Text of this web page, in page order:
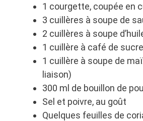
1 courgette, coupée en
3 cuillères à soupe de
2 cuillères à soupe
1 cuillère à café de sucre
1 cuillère à soupe de
liaison)
300 ml de bouillon de
Sel et poivre, au goût
Quelques feuilles de